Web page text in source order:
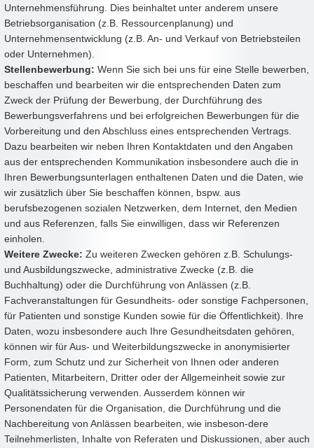
Unternehmensführung. Dies beinhaltet unter anderem unsere
Betriebsorganisation (z.B. Ressourcenplanung) und
Unternehmensentwicklung (z.B. An- und Verkauf von Betriebsteilen
oder Unternehmen).
Stellenbewerbung: Wenn Sie sich bei uns für eine Stelle bewerben,
beschaffen und bearbeiten wir die entsprechenden Daten zum
Zweck der Prüfung der Bewerbung, der Durchführung des
Bewerbungsverfahrens und bei erfolgreichen Bewerbungen für die
Vorbereitung und den Abschluss eines entsprechenden Vertrags.
Dazu bearbeiten wir neben Ihren Kontaktdaten und den Angaben
aus der entsprechenden Kommunikation insbesondere auch die in
Ihren Bewerbungsunterlagen enthaltenen Daten und die Daten, wie
wir zusätzlich über Sie beschaffen können, bspw. aus
berufsbezogenen sozialen Netzwerken, dem Internet, den Medien
und aus Referenzen, falls Sie einwilligen, dass wir Referenzen
einholen.
Weitere Zwecke: Zu weiteren Zwecken gehören z.B. Schulungs-
und Ausbildungszwecke, administrative Zwecke (z.B. die
Buchhaltung) oder die Durchführung von Anlässen (z.B.
Fachveranstaltungen für Gesundheits- oder sonstige Fachpersonen,
für Patienten und sonstige Kunden sowie für die Öffentlichkeit). Ihre
Daten, wozu insbesondere auch Ihre Gesundheitsdaten gehören,
können wir für Aus- und Weiterbildungszwecke in anonymisierter
Form, zum Schutz und zur Sicherheit von Ihnen oder anderen
Patienten, Mitarbeitern, Dritter oder der Allgemeinheit sowie zur
Qualitätssicherung verwenden. Ausserdem können wir
Personendaten für die Organisation, die Durchführung und die
Nachbereitung von Anlässen bearbeiten, wie insbeson-dere
Teilnehmerlisten, Inhalte von Referaten und Diskussionen, aber auch